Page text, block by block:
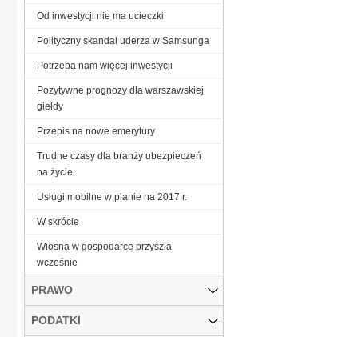
Od inwestycji nie ma ucieczki
Polityczny skandal uderza w Samsunga
Potrzeba nam więcej inwestycji
Pozytywne prognozy dla warszawskiej
giełdy
Przepis na nowe emerytury
Trudne czasy dla branży ubezpieczeń
na życie
Usługi mobilne w planie na 2017 r.
W skrócie
Wiosna w gospodarce przyszła
wcześnie
PRAWO
PODATKI